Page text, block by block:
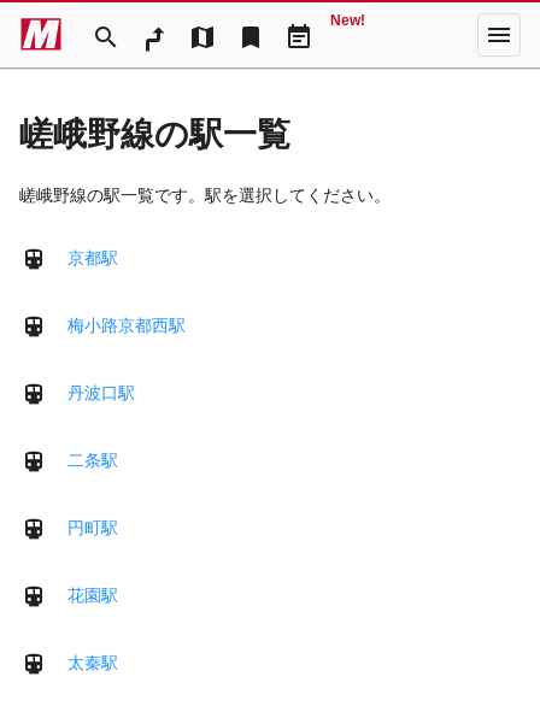
search map bookmark event_note
New! menu
嵯峨野線の駅一覧
嵯峨野線の駅一覧です。駅を選択してください。
京都駅
梅小路京都西駅
丹波口駅
二条駅
円町駅
花園駅
太秦駅